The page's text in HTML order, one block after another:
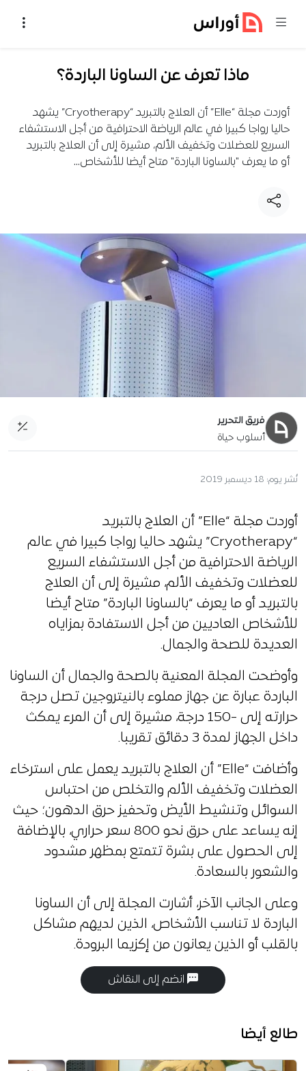
ماذا تعرف عن الساونا الباردة؟
أوردت مجلة “Elle” أن العلاج بالتبريد “Cryotherapy” يشهد
حاليا رواجا كبيرا في عالم الرياضة الاحترافية من أجل الاستشفاء
السريع للعضلات وتخفيف الألم، مشيرة إلى أن العلاج بالتبريد
أو ما يعرف "بالساونا الباردة" متاح أيضا للأشخاص…
فريق التحرير
أسلوب حياة
نُشر يوم: 18 ديسمبر 2019
أوردت مجلة “Elle” أن العلاج بالتبريد
“Cryotherapy” يشهد حاليا رواجا كبيرا في عالم
الرياضة الاحترافية من أجل الاستشفاء السريع
للعضلات وتخفيف الألم، مشيرة إلى أن العلاج
بالتبريد أو ما يعرف “بالساونا الباردة” متاح أيضا
للأشخاص العاديين من أجل الاستفادة بمزاياه
العديدة للصحة والجمال.
وأوضحت المجلة المعنية بالصحة والجمال أن الساونا
الباردة عبارة عن جهاز مملوء بالنيتروجين تصل درجة
حرارته إلى -150 درجة، مشيرة إلى أن المرء يمكث
داخل الجهاز لمدة 3 دقائق تقريبا.
وأضافت “Elle” أن العلاج بالتبريد يعمل على استرخاء
العضلات وتخفيف الألم والتخلص من احتباس
السوائل وتنشيط الأيض وتحفيز حرق الدهون؛ حيث
إنه يساعد على حرق نحو 800 سعر حراري، بالإضافة
إلى الحصول على بشرة تتمتع بمظهر مشدود
والشعور بالسعادة.
وعلى الجانب الآخر، أشارت المجلة إلى أن الساونا
الباردة لا تناسب الأشخاص، الذين لديهم مشاكل
بالقلب أو الذين يعانون من إكزيما البرودة.
انضم إلى النقاش
طالع أيضا